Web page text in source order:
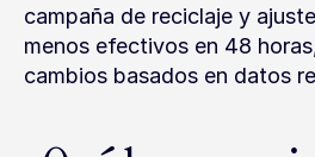
campaña de reciclaje y
menos efectivos en 48
cambios basados en datos